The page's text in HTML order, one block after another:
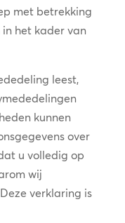
met betrekking
het kader van
leest,
kunnen
over
u volledig op
wij
verklaring is